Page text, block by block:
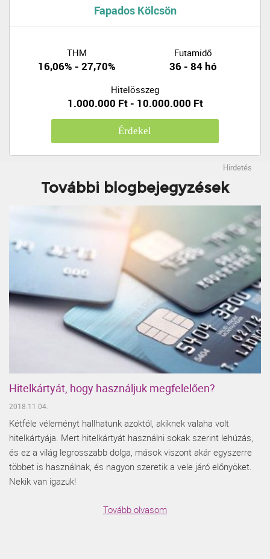
Fapados Kölcsön
THM
16,06% - 27,70%
Futamidő
36 - 84 hó
Hitelösszeg
1.000.000 Ft - 10.000.000 Ft
Érdekel
Hirdetés
További blogbejegyzések
Hitelkártyát, hogy használjuk megfelelően?
2018.11.04.
Kétféle véleményt hallhatunk azoktól, akiknek valaha volt
hitelkártyája. Mert hitelkártyát használni sokak szerint lehúzás,
és ez a világ legrosszabb dolga, mások viszont akár egyszerre
többet is használnak, és nagyon szeretik a vele járó előnyöket.
Nekik van igazuk!
Tovább olvasom